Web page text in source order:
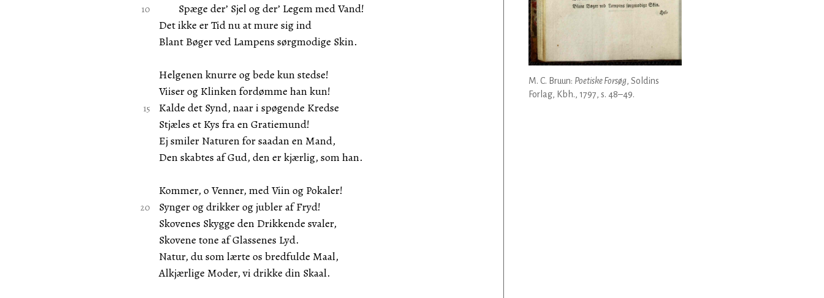
Spæge der’ Sjel og der’ Legem med Vand!
Det ikke er Tid nu at mure sig ind
Blant Bøger ved Lampens sørgmodige Skin.
Helgenen knurre og bede kun stedse!
Viiser og Klinken fordømme han kun!
Kalde det Synd, naar i spøgende Kredse
Stjæles et Kys fra en Gratiemund!
Ej smiler Naturen for saadan en Mand,
Den skabtes af Gud, den er kjærlig, som han.
Kommer, o Venner, med Viin og Pokaler!
Synger og drikker og jubler af Fryd!
Skovenes Skygge den Drikkende svaler,
Skovene tone af Glassenes Lyd.
Natur, du som lærte os bredfulde Maal,
Alkjærlige Moder, vi drikke din Skaal.
M. C. Bruun: Poetiske Forsøg, Soldins
Forlag, Kbh., 1797, s. 48–49.